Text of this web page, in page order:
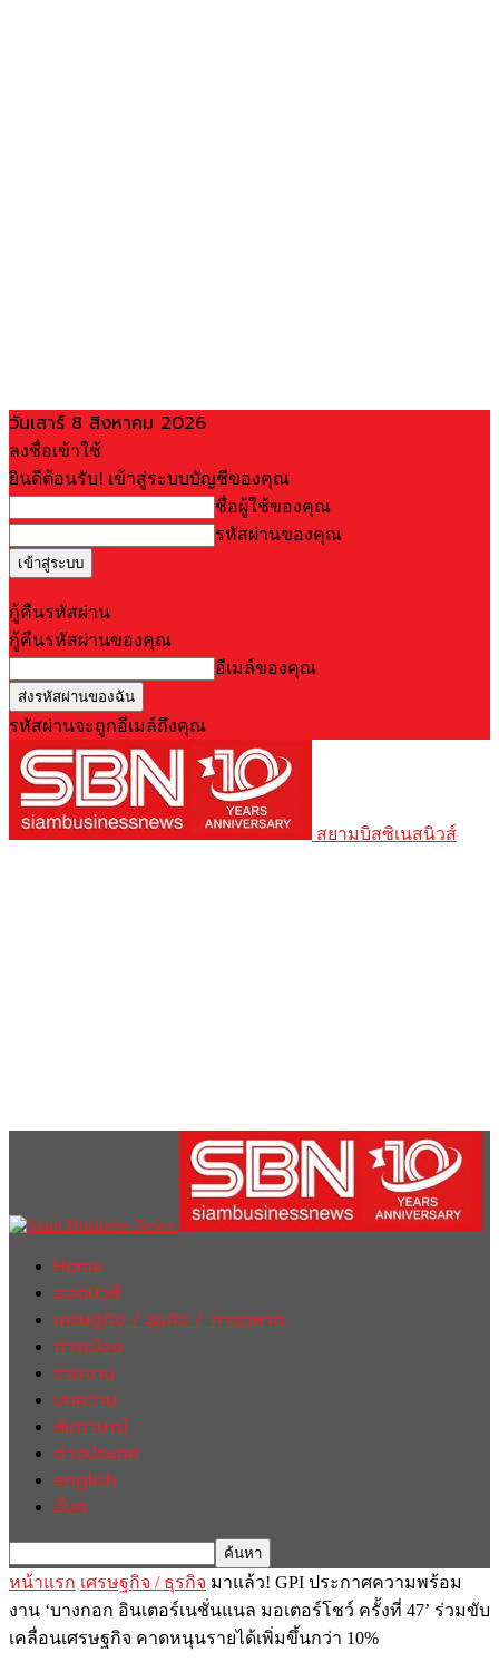
วันเสาร์ 8 สิงหาคม 2026
ลงชื่อเข้าใช้
ยินดีต้อนรับ! เข้าสู่ระบบบัญชีของคุณ
ชื่อผู้ใช้ของคุณ
รหัสผ่านของคุณ
กู้คืนรหัสผ่าน
กู้คืนรหัสผ่านของคุณ
อีเมล์ของคุณ
รหัสผ่านจะถูกอีเมล์ถึงคุณ
สยามบิสซิเนสนิวส์
Home
ฮอตนิวส์
เศรษฐกิจ / ธุรกิจ / การตลาด
การเมือง
รายงาน
บทความ
สัมภาษณ์
ต่างประเทศ
english
อื่นๆ
หน้าแรก เศรษฐกิจ / ธุรกิจ มาแล้ว! GPI ประกาศความพร้อม
งาน ‘บางกอก อินเตอร์เนชั่นแนล มอเตอร์โชว์ ครั้งที่ 47’ ร่วมขับ
เคลื่อนเศรษฐกิจ คาดหนุนรายได้เพิ่มขึ้นกว่า 10%